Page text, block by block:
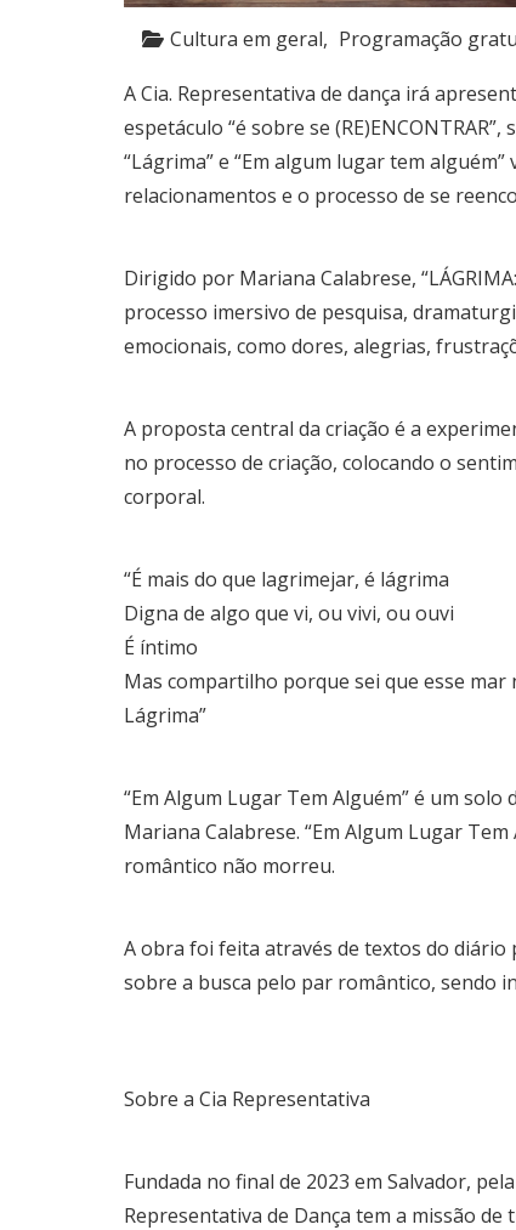
Cultura em geral Programação
A Cia. Representativa de dança irá
espetáculo “é sobre se
“Lágrima” e “Em algum lugar tem
relacionamentos e o processo de se
Dirigido por Mariana Calabrese,
processo imersivo de pesquisa,
emocionais, como dores, alegrias,
A proposta central da criação é a
no processo de criação, colocando o
corporal.
“É mais do que lagrimejar, é lágrima
Digna de algo que vi, ou vivi, ou ouvi
É íntimo
Mas compartilho porque sei que esse mar
Lágrima”
“Em Algum Lugar Tem Alguém” é um
Mariana Calabrese. “Em Algum Lugar
romântico não morreu.
A obra foi feita através de textos do
sobre a busca pelo par romântico, sendo
Sobre a Cia Representativa
Fundada no final de 2023 em Salvador,
Representativa de Dança tem a missão